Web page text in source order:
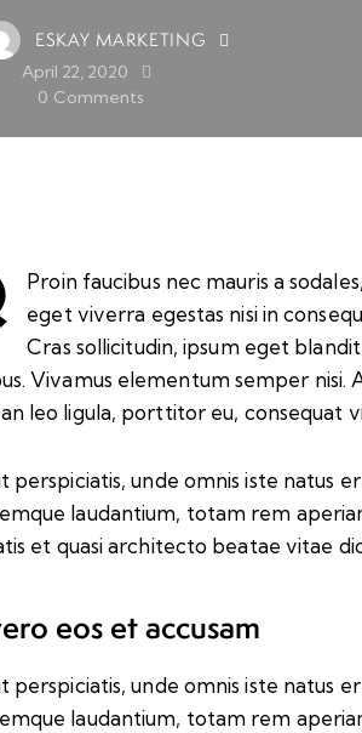
ESKAY MARKETING
April 22, 2020
0 Comments
Proin faucibus nec mauris a
eget viverra egestas nisi in
Cras sollicitudin, ipsum eget
Vivamus elementum semper
leo ligula, porttitor eu, consequat
perspiciatis, unde omnis iste natus
laudantium, totam rem
et quasi architecto beatae vitae
eos et accusam
perspiciatis, unde omnis iste natus
laudantium, totam rem